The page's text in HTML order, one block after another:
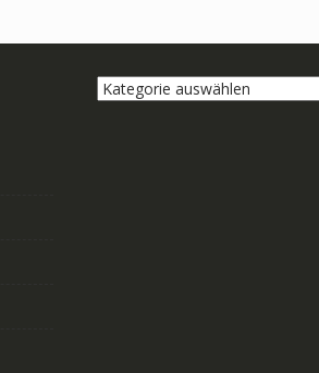
Kategorie